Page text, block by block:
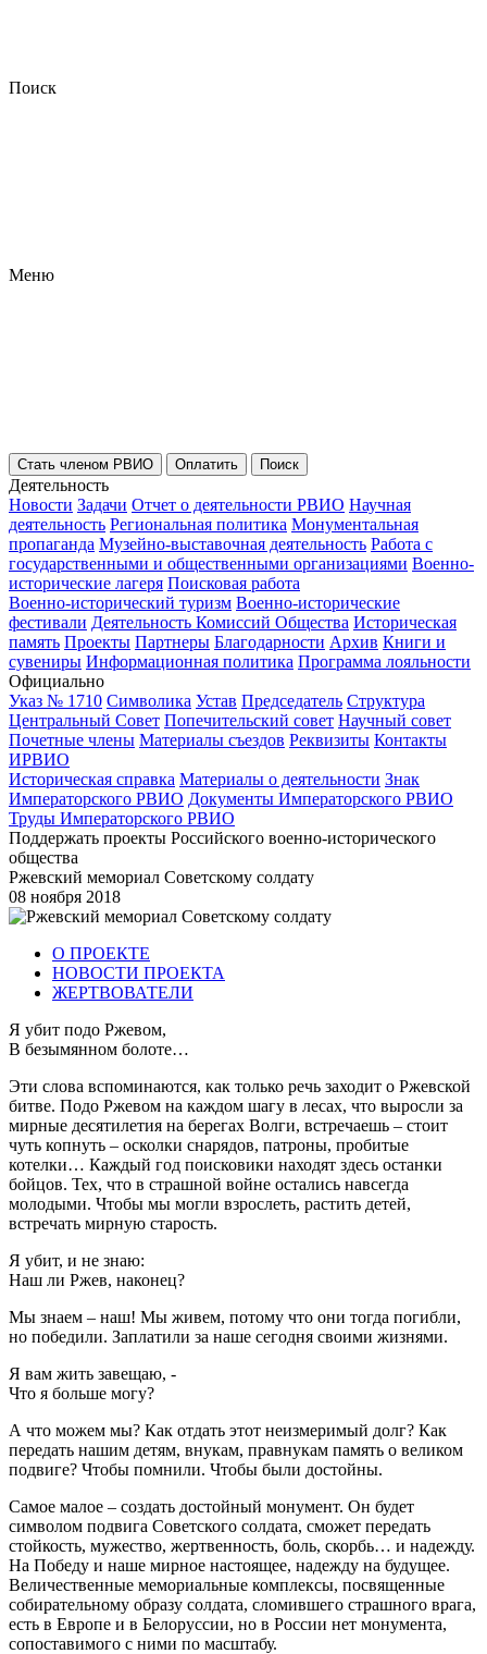
Поиск
Меню
Стать членом РВИО Оплатить Поиск
Деятельность
Новости Задачи Отчет о деятельности РВИО Научная
деятельность Региональная политика Монументальная
пропаганда Музейно-выставочная деятельность Работа с
государственными и общественными организациями Военно-
исторические лагеря Поисковая работа
Военно-исторический туризм Военно-исторические
фестивали Деятельность Комиссий Общества Историческая
память Проекты Партнеры Благодарности Архив Книги и
сувениры Информационная политика Программа лояльности
Официально
Указ № 1710 Символика Устав Председатель Структура
Центральный Совет Попечительский совет Научный совет
Почетные члены Материалы съездов Реквизиты Контакты
ИРВИО
Историческая справка Материалы о деятельности Знак
Императорского РВИО Документы Императорского РВИО
Труды Императорского РВИО
Поддержать проекты Российского военно-исторического
общества
Ржевский мемориал Советскому солдату
08 ноября 2018
О ПРОЕКТЕ
НОВОСТИ ПРОЕКТА
ЖЕРТВОВАТЕЛИ
Я убит подо Ржевом,
В безымянном болоте…
Эти слова вспоминаются, как только речь заходит о Ржевской
битве. Подо Ржевом на каждом шагу в лесах, что выросли за
мирные десятилетия на берегах Волги, встречаешь – стоит
чуть копнуть – осколки снарядов, патроны, пробитые
котелки… Каждый год поисковики находят здесь останки
бойцов. Тех, что в страшной войне остались навсегда
молодыми. Чтобы мы могли взрослеть, растить детей,
встречать мирную старость.
Я убит, и не знаю:
Наш ли Ржев, наконец?
Мы знаем – наш! Мы живем, потому что они тогда погибли,
но победили. Заплатили за наше сегодня своими жизнями.
Я вам жить завещаю, -
Что я больше могу?
А что можем мы? Как отдать этот неизмеримый долг? Как
передать нашим детям, внукам, правнукам память о великом
подвиге? Чтобы помнили. Чтобы были достойны.
Самое малое – создать достойный монумент. Он будет
символом подвига Советского солдата, сможет передать
стойкость, мужество, жертвенность, боль, скорбь… и надежду.
На Победу и наше мирное настоящее, надежду на будущее.
Величественные мемориальные комплексы, посвященные
собирательному образу солдата, сломившего страшного врага,
есть в Европе и в Белоруссии, но в России нет монумента,
сопоставимого с ними по масштабу.